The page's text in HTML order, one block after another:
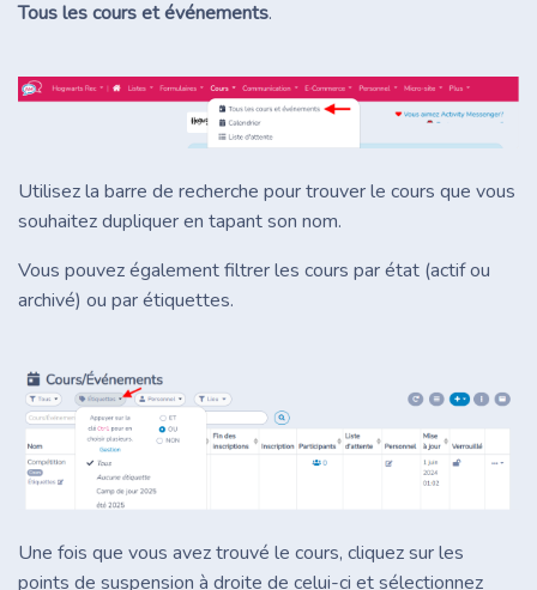
Tous les cours et événements.
Utilisez la barre de recherche pour trouver le cours que vous
souhaitez dupliquer en tapant son nom.
Vous pouvez également filtrer les cours par état (actif ou
archivé) ou par étiquettes.
Une fois que vous avez trouvé le cours, cliquez sur les
points de suspension à droite de celui-ci et sélectionnez